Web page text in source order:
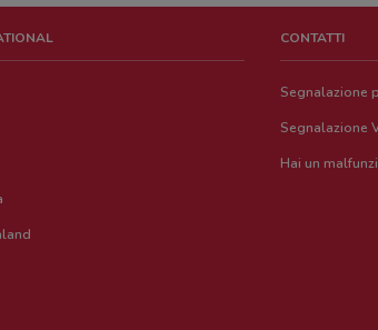
CONTATTI
Segnalazione
Segnalazione
Hai un